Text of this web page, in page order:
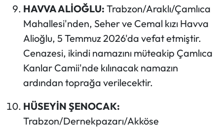
HAVVA ALİOĞLU: Trabzon/Araklı/Çamlıca
Mahallesi'nden, Seher ve Cemal kızı Havva
Alioğlu, 5 Temmuz 2026'da vefat etmiştir.
Cenazesi, ikindi namazını müteakip Çamlıca
Kanlar Camii'nde kılınacak namazın
ardından toprağa verilecektir.
HÜSEYİN ŞENOCAK:
Trabzon/Dernekpazarı/Akköse